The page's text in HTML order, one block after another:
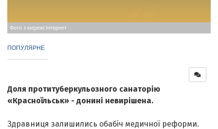
Фото з мережі Інтернет
ПОПУЛЯРНЕ
Доля протитуберкульозного санаторію
«Красноїльськ» - донині невирішена.
Здравниця залишились обабіч медичної реформи.